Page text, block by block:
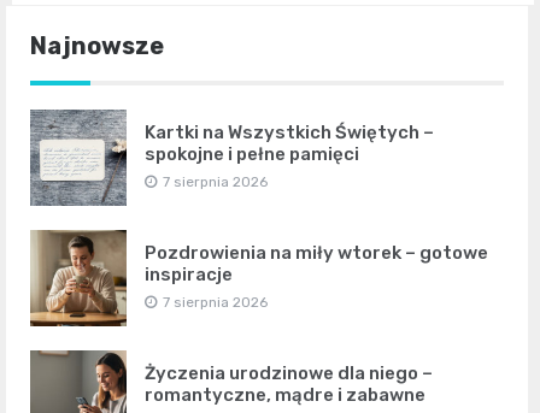
Najnowsze
Kartki na Wszystkich Świętych –
spokojne i pełne pamięci
7 sierpnia 2026
Pozdrowienia na miły wtorek – gotowe
inspiracje
7 sierpnia 2026
Życzenia urodzinowe dla niego –
romantyczne, mądre i zabawne